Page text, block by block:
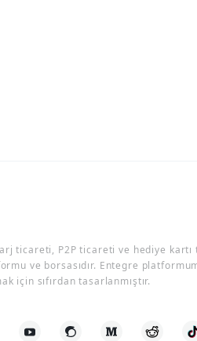
ticareti, P2P ticareti ve hediye
ve borsasıdır. Entegre
için sıfırdan tasarlanmıştır.